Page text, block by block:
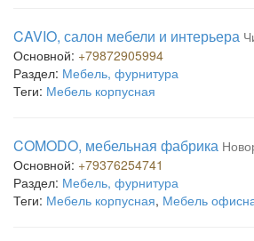
CAVIO, салон мебели и интерьера
Основной: +79872905994
Раздел: Мебель, фурнитура
Теги: Мебель корпусная
COMODO, мебельная фабрика
Основной: +79376254741
Раздел: Мебель, фурнитура
Теги: Мебель корпусная, Мебель